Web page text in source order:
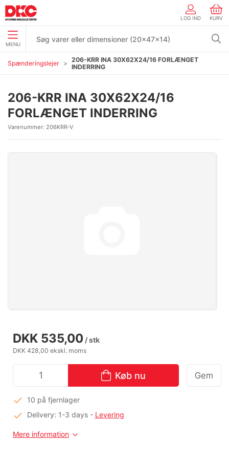
LOG IND KURV
MENU
Spænderingslejer
206-KRR INA 30X62X24/16 FORLÆNGET
INDERRING
206-KRR INA 30X62X24/16
FORLÆNGET INDERRING
Varenummer: 206KRR-V
DKK 535,00 / stk
DKK 428,00 ekskl. moms
Køb nu Gem
10 på fjernlager
Delivery: 1-3 days- Levering
Mere information